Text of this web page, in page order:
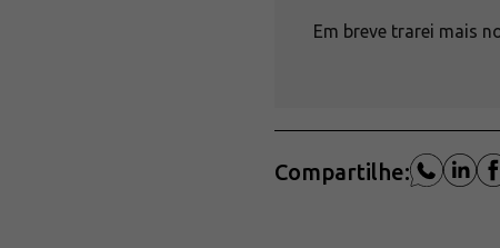
Em breve trarei mais
Compartilhe: